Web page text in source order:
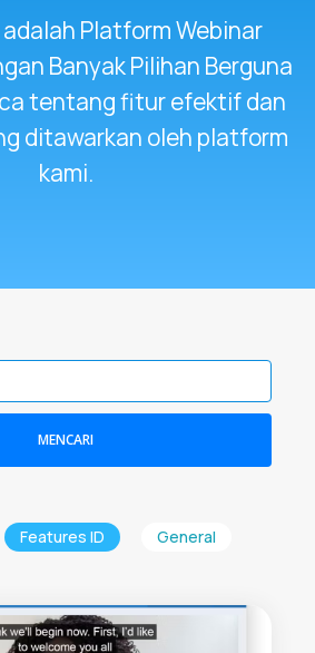
Platform Webinar
Banyak Pilihan Berguna
tentang fitur efektif dan
ditawarkan oleh platform
kami.
MENCARI
Features ID General